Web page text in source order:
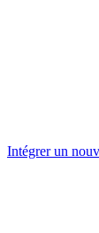
Intégrer un